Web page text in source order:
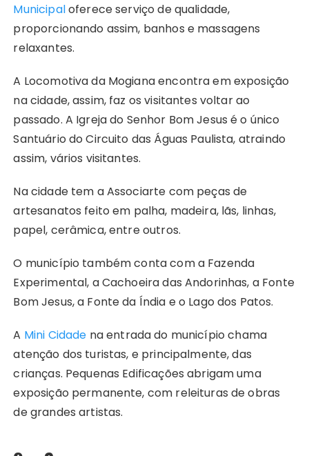
Municipaloferece serviço de qualidade,
proporcionando assim, banhos e massagens
relaxantes.
A Locomotiva da Mogiana encontra em exposição
na cidade, assim, faz os visitantes voltar ao
passado. A Igreja do Senhor Bom Jesus é o único
Santuário do Circuito das Águas Paulista, atraindo
assim, vários visitantes.
Na cidade tem a Associarte com peças de
artesanatos feito em palha, madeira, lãs, linhas,
papel, cerâmica, entre outros.
O município também conta com a Fazenda
Experimental, a Cachoeira das Andorinhas, a Fonte
Bom Jesus, a Fonte da Índia e o Lago dos Patos.
A Mini Cidade na entrada do município chama
atenção dos turistas, e principalmente, das
crianças. Pequenas Edificações abrigam uma
exposição permanente, com releituras de obras
de grandes artistas.